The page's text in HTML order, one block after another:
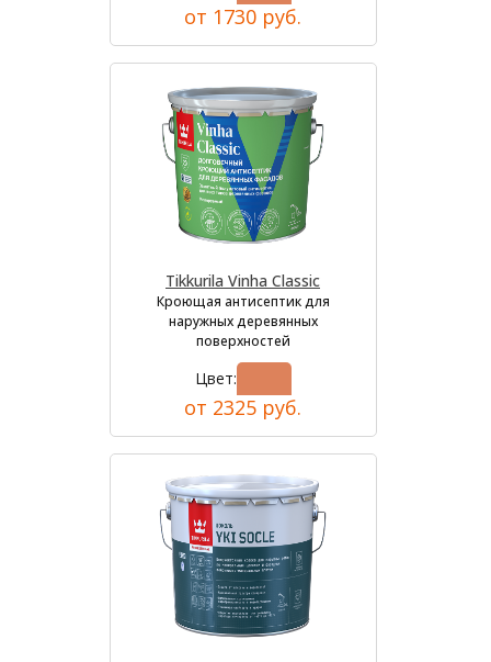
от 1730 руб.
Tikkurila Vinha Classic
Кроющая антисептик для
наружных деревянных
поверхностей
Цвет:
от 2325 руб.